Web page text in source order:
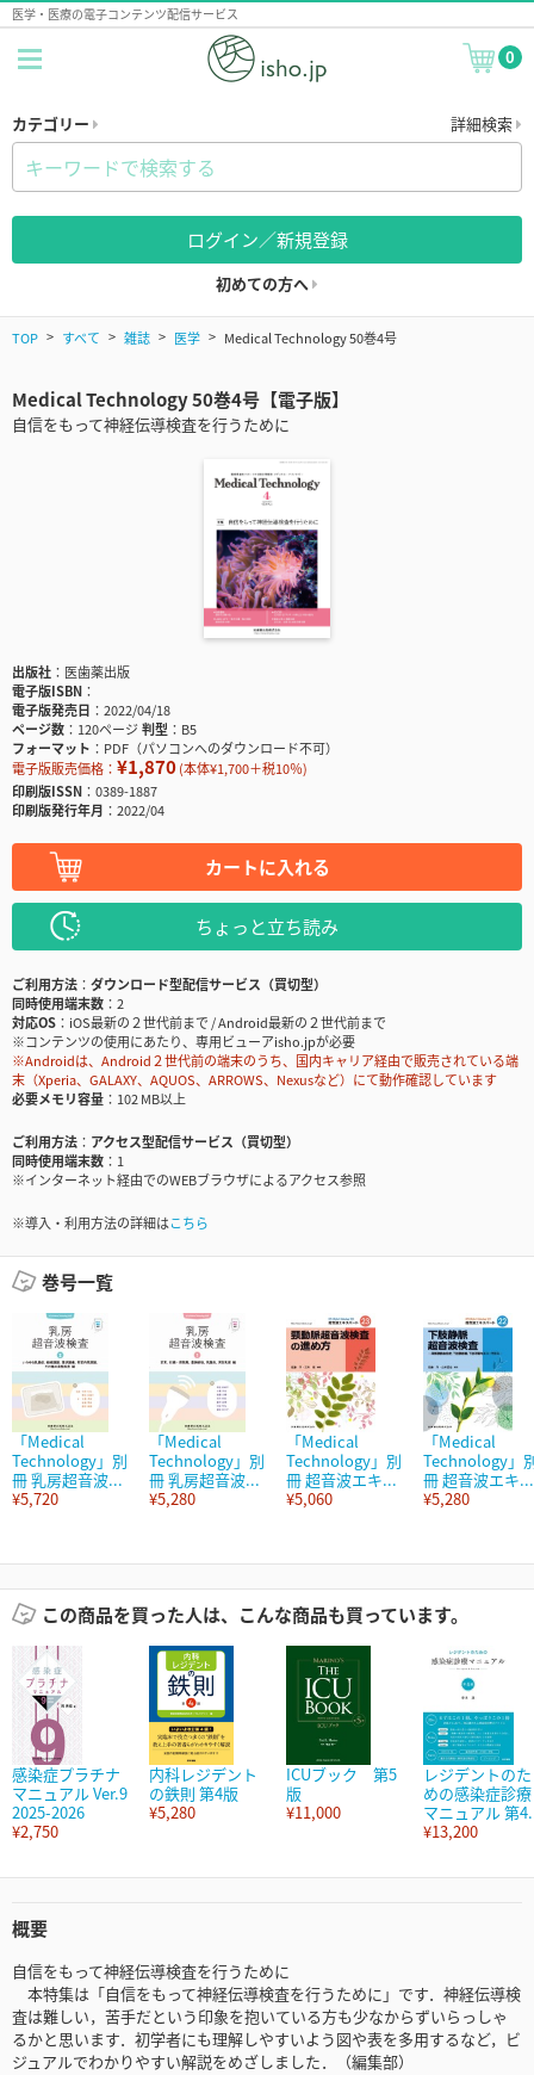
医学・医療の電子コンテンツ配信サービス
0
カテゴリー 詳細検索
ログイン／新規登録
初めての方へ
TOP すべて 雑誌 医学 Medical Technology 50巻4号
Medical Technology 50巻4号【電子版】
自信をもって神経伝導検査を行うために
出版社
医歯薬出版
電子版ISBN
電子版発売日
2022/04/18
ページ数
120ページ判型
B5
フォーマット
PDF（パソコンへのダウンロード不可）
電子版販売価格： ¥1,870(本体¥1,700＋税10％)
印刷版ISSN
0389-1887
印刷版発行年月
2022/04
カートに入れる
ちょっと立ち読み
ご利用方法
ダウンロード型配信サービス（買切型）
同時使用端末数
2
対応OS
iOS最新の２世代前まで / Android最新の２世代前まで
※コンテンツの使用にあたり、専用ビューアisho.jpが必要
※Androidは、Android２世代前の端末のうち、国内キャリア経由で販売されている端
末（Xperia、GALAXY、AQUOS、ARROWS、Nexusなど）にて動作確認しています
必要メモリ容量
102 MB以上
ご利用方法
アクセス型配信サービス（買切型）
同時使用端末数
1
※インターネット経由でのWEBブラウザによるアクセス参照
※導入・利用方法の詳細はこちら
巻号一覧
「Medical
Technology」別
冊 乳房超音波...
¥5,720
「Medical
Technology」別
冊 乳房超音波...
¥5,280
「Medical
Technology」別
冊 超音波エキ...
¥5,060
「Medical
Technology」
冊 超音波エキ...
¥5,280
この商品を買った人は、こんな商品も買っています。
感染症プラチナ
マニュアル Ver.9
2025-2026
¥2,750
内科レジデント
の鉄則 第4版
¥5,280
ICUブック 第5
版
¥11,000
レジデントのた
めの感染症診療
マニュアル 第
¥13,200
概要
自信をもって神経伝導検査を行うために
本特集は「自信をもって神経伝導検査を行うために」です．神経伝導検
査は難しい，苦手だという印象を抱いている方も少なからずいらっしゃ
るかと思います．初学者にも理解しやすいよう図や表を多用するなど，ビ
ジュアルでわかりやすい解説をめざしました．（編集部）